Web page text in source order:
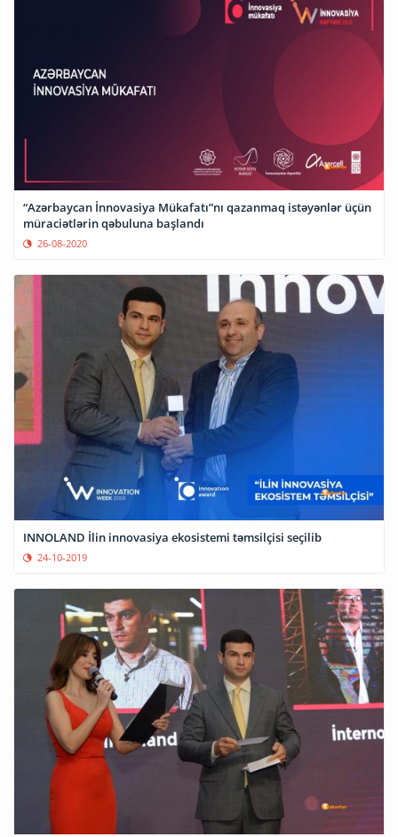
“Azərbaycan İnnovasiya Mükafatı”nı qazanmaq istəyənlər üçün
müraciətlərin qəbuluna başlandı
26-08-2020
INNOLAND İlin innovasiya ekosistemi təmsilçisi seçilib
24-10-2019